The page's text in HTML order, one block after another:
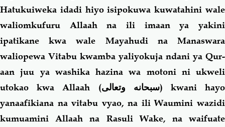
Hatukuiweka idadi hiyo isipokuwa kuwatahini wale
waliomkufuru Allaah na ili imaan ya yakini
ipatikane kwa wale Mayahudi na Manaswara
waliopewa Vitabu kwamba yaliyokuja ndani ya Qur-
aan juu ya washika hazina wa motoni ni ukweli
utokao kwa Allaah (سبحانه وتعالى) kwani hayo
yanaafikiana na vitabu vyao, na ili Waumini wazidi
kumuamini Allaah na Rasuli Wake, na waifuate